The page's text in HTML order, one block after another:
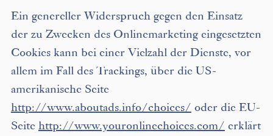
Ein genereller Widerspruch gegen den Einsatz
der zu Zwecken des Onlinemarketing eingesetzten
Cookies kann bei einer Vielzahl der Dienste, vor
allem im Fall des Trackings, über die US-
amerikanische Seite
http://www.aboutads.info/choices/oder die EU-
Seite http://www.youronlinechoices.com/erklärt